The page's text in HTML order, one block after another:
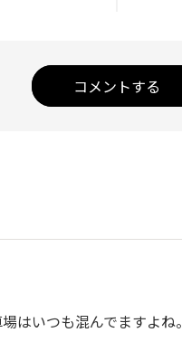
コメントする
はいつも混んでますよね。